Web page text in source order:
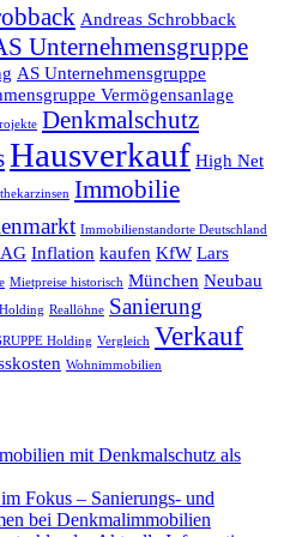
Andreas Schrobback
Unternehmensgruppe
AS Unternehmensgruppe
Vermögensanlage
Denkmalschutz
Hausverkauf High Net
Immobilie
Immobilienstandorte Deutschland
Inflation kaufen KfW Lars
Mietpreise historisch München Neubau
Reallöhne Sanierung
Holding Vergleich Verkauf
Wohnimmobilien
mit Denkmalschutz als
Fokus – Sanierungs- und
bei Denkmalimmobilien